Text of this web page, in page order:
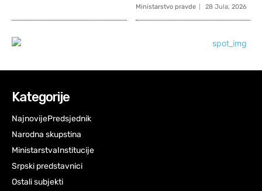
Ministarstvo pravde 28 Jula, 2026
Kategorije
NajnovijePredsjednik
Narodna skupstina
MinistarstvaInstitucije
Srpski predstavnici
Ostali subjekti